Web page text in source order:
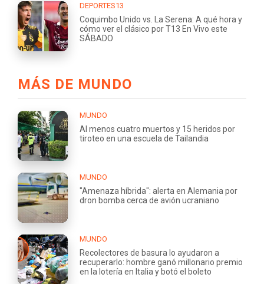
DEPORTES13
Coquimbo Unido vs. La Serena: A qué hora y
cómo ver el clásico por T13 En Vivo este
SÁBADO
MÁS DE MUNDO
MUNDO
Al menos cuatro muertos y 15 heridos por
tiroteo en una escuela de Tailandia
MUNDO
"Amenaza híbrida": alerta en Alemania por
dron bomba cerca de avión ucraniano
MUNDO
Recolectores de basura lo ayudaron a
recuperarlo: hombre ganó millonario premio
en la lotería en Italia y botó el boleto